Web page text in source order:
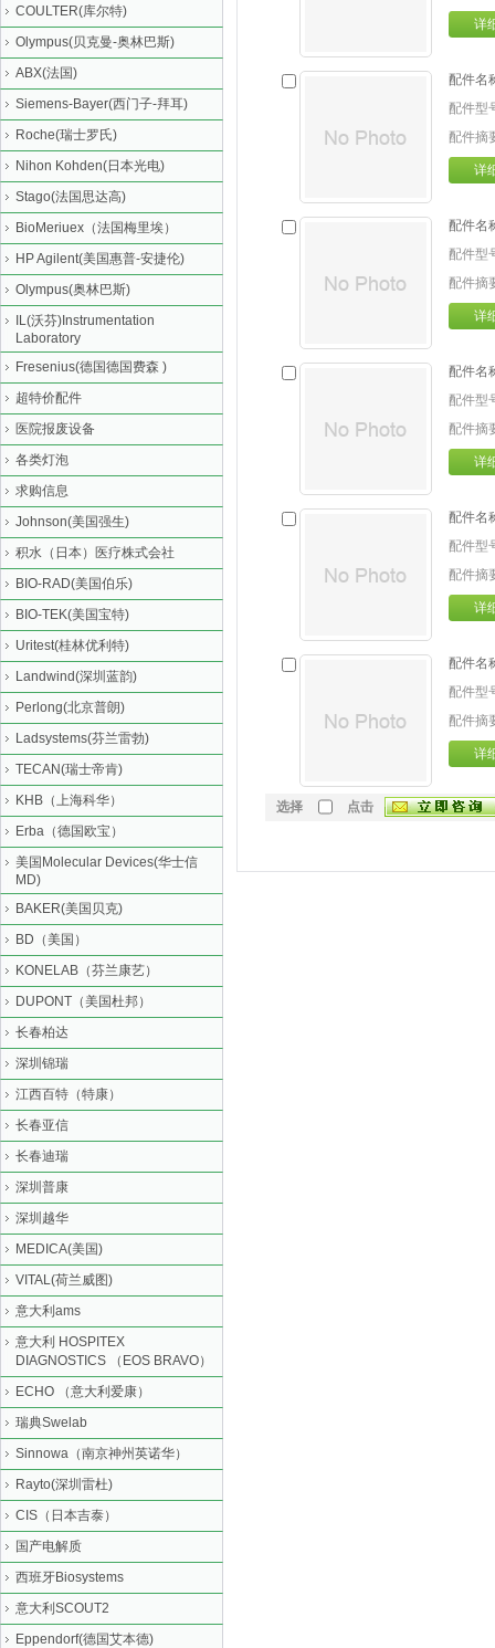
详
配件名
配件型
配件摘
详
配件名
配件型
配件摘
详
配件名
配件型
配件摘
详
配件名
配件型
配件摘
详
配件名
配件型
配件摘
详
选择 点击
COULTER(库尔特)
Olympus(贝克曼-奥林巴斯)
ABX(法国)
Siemens-Bayer(西门子-拜耳)
Roche(瑞士罗氏)
Nihon Kohden(日本光电)
Stago(法国思达高)
BioMeriuex（法国梅里埃）
HP Agilent(美国惠普-安捷伦)
Olympus(奥林巴斯)
IL(沃芬)Instrumentation
Laboratory
Fresenius(德国德国费森 )
超特价配件
医院报废设备
各类灯泡
求购信息
Johnson(美国强生)
积水（日本）医疗株式会社
BIO-RAD(美国伯乐)
BIO-TEK(美国宝特)
Uritest(桂林优利特)
Landwind(深圳蓝韵)
Perlong(北京普朗)
Ladsystems(芬兰雷勃)
TECAN(瑞士帝肯)
KHB（上海科华）
Erba（德国欧宝）
美国Molecular Devices(华士信
MD)
BAKER(美国贝克)
BD（美国）
KONELAB（芬兰康艺）
DUPONT（美国杜邦）
长春柏达
深圳锦瑞
江西百特（特康）
长春亚信
长春迪瑞
深圳普康
深圳越华
MEDICA(美国)
VITAL(荷兰威图)
意大利ams
意大利 HOSPITEX
DIAGNOSTICS （EOS BRAVO）
ECHO （意大利爱康）
瑞典Swelab
Sinnowa（南京神州英诺华）
Rayto(深圳雷杜)
CIS（日本吉泰）
国产电解质
西班牙Biosystems
意大利SCOUT2
Eppendorf(德国艾本德)